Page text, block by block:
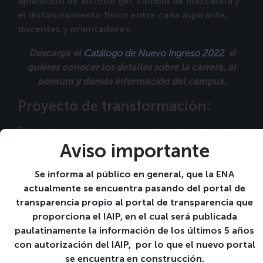
Aviso importante
Se informa al público en general, que la ENA
actualmente se encuentra pasando del portal de
transparencia propio al portal de transparencia que
proporciona el IAIP, en el cual será publicada
paulatinamente la información de los últimos 5 años
con autorización del IAIP, por lo que el nuevo portal
se encuentra en construcción.
el distanciamiento físico entre cada aspirante,
docentes y orientadores.
Descarga el Catálogo de Nuevo Ingreso 2022si
quieres conocer los detalles sobre la carrera, el
pensum y demás información del campus.
Proyecto de transformación:
El Ministerio de Agricultura y Ganadería, bajo el
liderazgo del Ministro David Martínez, está
ejecutando una de las mayores apuestas del
Gobierno de El Salvador: el Plan Maestro de
Rescate Agropecuario.
Este Plan incorpora la creación del Centro de
Educación e Investigación Agropecuaria (CEIA) y,
como parte de esta inversión, se hará una
transformación completa de la Escuela para